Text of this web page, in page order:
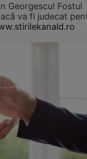
Georgescu! Fostul
va fi judecat